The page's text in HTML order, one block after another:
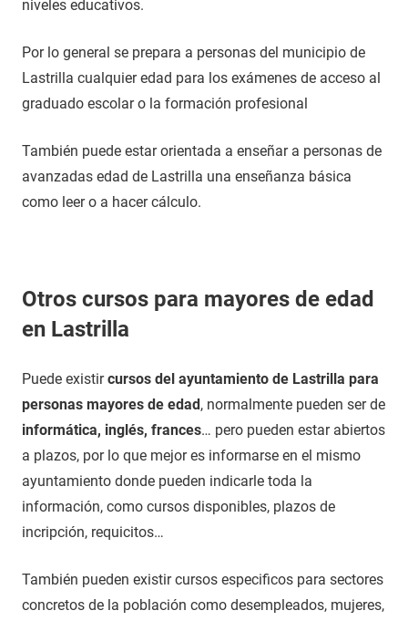
niveles educativos.
Por lo general se prepara a personas del municipio de
Lastrilla cualquier edad para los exámenes de acceso al
graduado escolar o la formación profesional
También puede estar orientada a enseñar a personas de
avanzadas edad de Lastrilla una enseñanza básica
como leer o a hacer cálculo.
Otros cursos para mayores de edad
en Lastrilla
Puede existircursos del ayuntamiento de Lastrilla para
personas mayores de edad, normalmente pueden ser de
informática, inglés, frances… pero pueden estar abiertos
a plazos, por lo que mejor es informarse en el mismo
ayuntamiento donde pueden indicarle toda la
información, como cursos disponibles, plazos de
incripción, requicitos…
También pueden existir cursos especificos para sectores
concretos de la población como desempleados, mujeres,